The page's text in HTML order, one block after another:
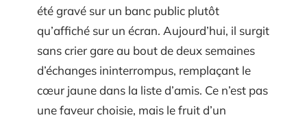
été gravé sur un banc public plutôt
qu’affiché sur un écran. Aujourd’hui, il surgit
sans crier gare au bout de deux semaines
d’échanges ininterrompus, remplaçant le
cœur jaune dans la liste d’amis. Ce n’est pas
une faveur choisie, mais le fruit d’un